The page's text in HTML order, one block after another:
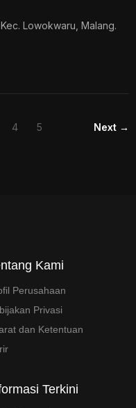
Lowokwaru, Malang.
4 5 Next →
Kami
Perusahaan
Privasi
dan Ketentuan
Terkini